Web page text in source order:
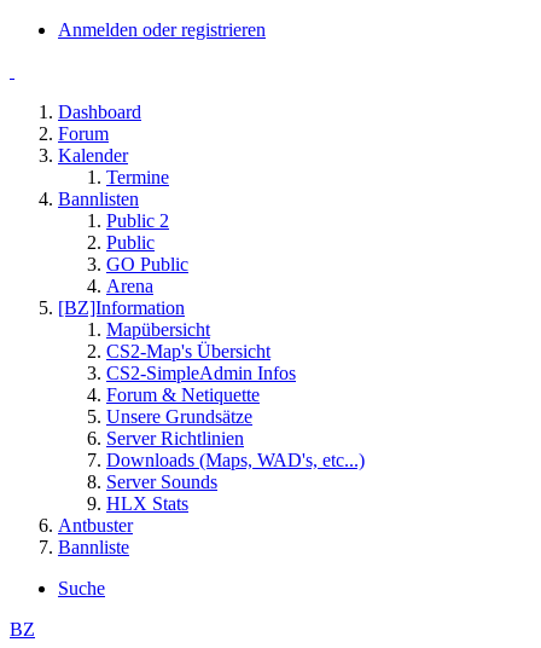
Anmelden oder registrieren
Dashboard
Forum
Kalender
Termine
Bannlisten
Public 2
Public
GO Public
Arena
[BZ]Information
Mapübersicht
CS2-Map's Übersicht
CS2-SimpleAdmin Infos
Forum & Netiquette
Unsere Grundsätze
Server Richtlinien
Downloads (Maps, WAD's, etc...)
Server Sounds
HLX Stats
Antbuster
Bannliste
Suche
BZ